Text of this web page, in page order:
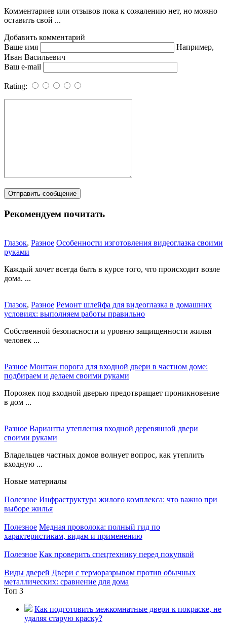
Комментариев или отзывов пока к сожалению нет, но можно
оставить свой ...
Добавить комментарий
Ваше имя
Например,
Иван Васильевич
Ваш e-mail
Rating:
Рекомендуем почитать
Глазок, Разное Особенности изготовления видеоглазка своими
руками
Каждый хочет всегда быть в курсе того, что происходит возле
дома. ...
Глазок, Разное Ремонт шлейфа для видеоглазка в домашних
условиях: выполняем работы правильно
Собственной безопасности и уровню защищенности жилья
человек ...
Разное Монтаж порога для входной двери в частном доме:
подбираем и делаем своими руками
Порожек под входной дверью предотвращает проникновение
в дом ...
Разное Варианты утепления входной деревянной двери
своими руками
Владельцев частных домов волнует вопрос, как утеплить
входную ...
Новые материалы
Полезное Инфраструктура жилого комплекса: что важно при
выборе жилья
Полезное Медная проволока: полный гид по
характеристикам, видам и применению
Полезное Как проверить спецтехнику перед покупкой
Виды дверей Двери с терморазрывом против обычных
металлических: сравнение для дома
Топ 3
Как подготовить межкомнатные двери к покраске, не
удаляя старую краску?